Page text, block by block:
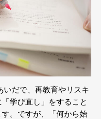
だで、再教育やリスキ
学び直し」をすること
。ですが、「何から始